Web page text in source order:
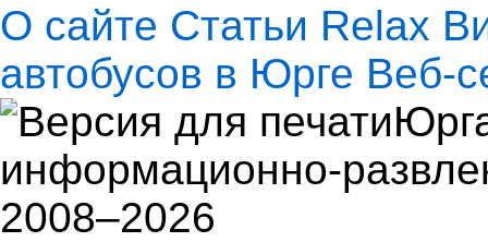
О сайте Статьи Relax
автобусов в Юрге Веб-
информационно-
2008–2026